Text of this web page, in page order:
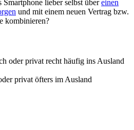
lieber selbst übereinen
und mit einem neuen Vertrag bzw.
kombinieren?
oder privat recht häufig ins Ausland
privat öfters im Ausland